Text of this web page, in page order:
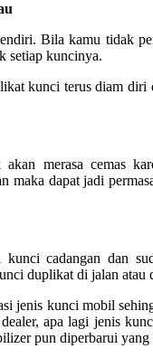
Bila kamu tidak
setiap kuncinya.
kunci terus diam diri
merasa cemas
maka dapat jadi
cadangan dan
duplikat di jalan atau
jenis kunci mobil
apa lagi jenis
pun diperbarui